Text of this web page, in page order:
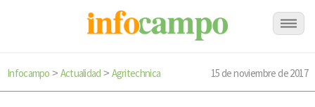
Infocampo > Actualidad > Agritechnica 15 de noviembre de 2017